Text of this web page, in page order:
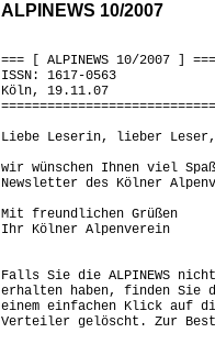
ALPINEWS 10/2007
=== [ ALPINEWS 10/2007 ]
ISSN: 1617-0563
Köln, 19.11.07
Liebe Leserin, lieber Leser,
wir wünschen Ihnen viel Spaß
Newsletter des Kölner
Mit freundlichen Grüßen
Ihr Kölner Alpenverein
Falls Sie die ALPINEWS
erhalten haben, finden Sie
einem einfachen Klick auf
Verteiler gelöscht. Zur